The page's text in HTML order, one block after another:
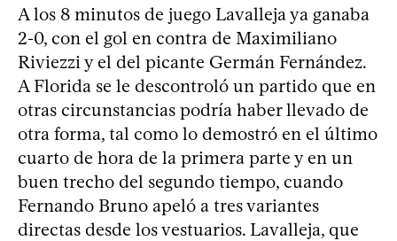
A los 8 minutos de juego Lavalleja ya ganaba
2-0, con el gol en contra de Maximiliano
Riviezzi y el del picante Germán Fernández.
A Florida se le descontroló un partido que en
otras circunstancias podría haber llevado de
otra forma, tal como lo demostró en el último
cuarto de hora de la primera parte y en un
buen trecho del segundo tiempo, cuando
Fernando Bruno apeló a tres variantes
directas desde los vestuarios. Lavalleja, que